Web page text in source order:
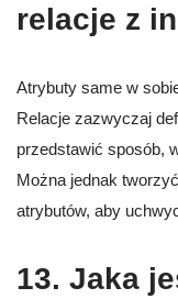
relacje z
Atrybuty same w
Relacje zazwyczaj
przedstawić sposób,
Można jednak
atrybutów, aby
13. Jaka